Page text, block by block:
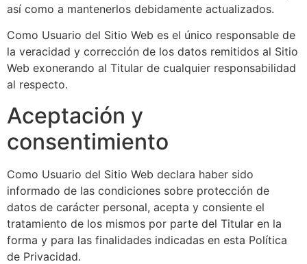
así como a mantenerlos debidamente actualizados.
Como Usuario del Sitio Web es el único responsable de
la veracidad y corrección de los datos remitidos al Sitio
Web exonerando al Titular de cualquier responsabilidad
al respecto.
Aceptación y
consentimiento
Como Usuario del Sitio Web declara haber sido
informado de las condiciones sobre protección de
datos de carácter personal, acepta y consiente el
tratamiento de los mismos por parte del Titular en la
forma y para las finalidades indicadas en esta Política
de Privacidad.